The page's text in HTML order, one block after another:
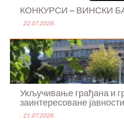
КОНКУРСИ – ВИНСКИ
22.07.2026.
Укључивање грађана и
заинтересоване
21.07.2026.